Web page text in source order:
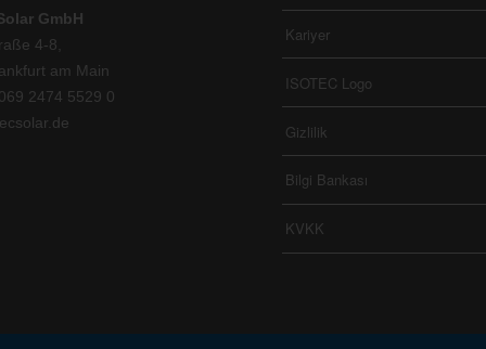
GmbH
4-8,
am Main
2474 5529 0
Kariyer
ISOTEC Logo
Gizlilik
Bilgi Bankası
KVKK